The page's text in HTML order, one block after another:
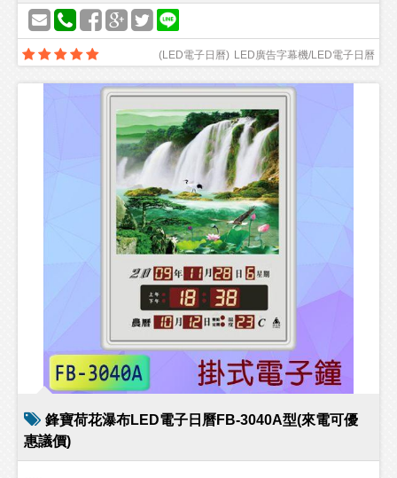
LED廣告字幕機/LED電子日曆
(LED電子日曆)
鋒寶荷花瀑布LED電子日曆FB-3040A型(來電可優
惠議價)